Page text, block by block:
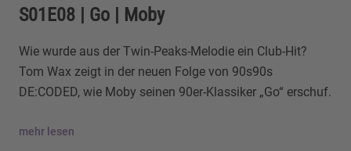
S01E08 | Go | Moby
Wie wurde aus der Twin-Peaks-Melodie ein Club-Hit?
Tom Wax zeigt in der neuen Folge von 90s90s
DE:CODED, wie Moby seinen 90er-Klassiker „Go“ erschuf.
mehr lesen